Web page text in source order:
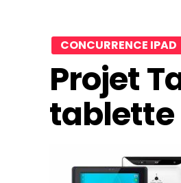
CONCURRENCE IPAD
Projet
tablette